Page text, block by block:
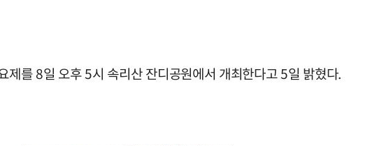
를 8일 오후 5시 속리산 잔디공원에서 개최한다고 5일 밝혔다.